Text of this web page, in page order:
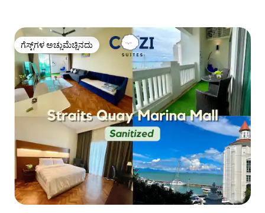
ಗೆಸ್ಟ್‌ಗಳ ಅಚ್ಚುಮೆಚ್ಚಿನದು
ಗೆಸ್ಟ್‌ಗಳ ಅಚ್ಚುಮೆಚ್ಚಿನದು